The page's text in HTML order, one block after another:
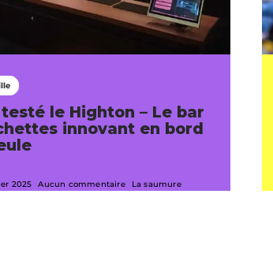
le Highton – Le bar
innovant en bord
2025 Aucun commentaire La saumure